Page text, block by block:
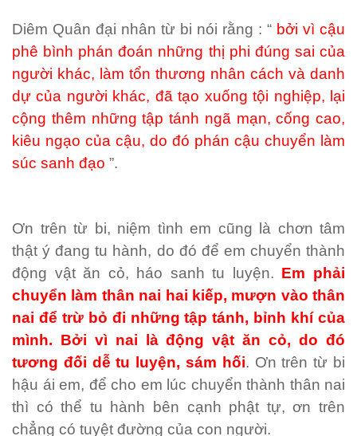
Diêm Quân đại nhân từ bi nói rằng : “ bởi vì cậu
phê bình phán đoán những thị phi đúng sai của
người khác, làm tổn thương nhân cách và danh
dự của người khác, đã tạo xuống tội nghiệp, lại
cộng thêm những tập tánh ngã mạn, cống cao,
kiêu ngạo của cậu, do đó phán cậu chuyển làm
súc sanh đạo ”.
Ơn trên từ bi, niệm tình em cũng là chơn tâm
thật ý đang tu hành, do đó để em chuyển thành
động vật ăn cỏ, háo sanh tu luyện. Em phải
chuyển làm thân nai hai kiếp, mượn vào thân
nai để trừ bỏ đi những tập tánh, bỉnh khí của
mình. Bởi vì nai là động vật ăn cỏ, do đó
tương đối dễ tu luyện, sám hối. Ơn trên từ bi
hậu ái em, để cho em lúc chuyển thành thân nai
thì có thể tu hành bên cạnh phật tự, ơn trên
chẳng có tuyệt đường của con người.